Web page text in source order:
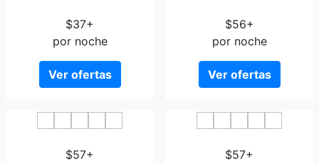
$37+
por noche
Ver ofertas
$56+
por noche
Ver ofertas
$57+
$57+